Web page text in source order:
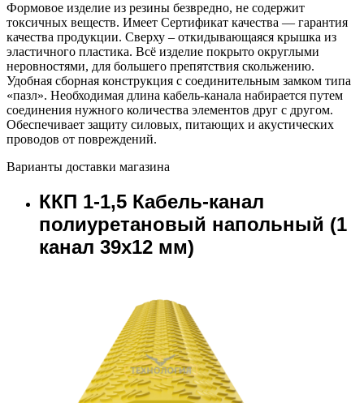
Формовое изделие из резины безвредно, не содержит
токсичных веществ. Имеет Сертификат качества — гарантия
качества продукции. Сверху – откидывающаяся крышка из
эластичного пластика. Всё изделие покрыто округлыми
неровностями, для большего препятствия скольжению.
Удобная сборная конструкция с соединительным замком типа
«пазл». Необходимая длина кабель-канала набирается путем
соединения нужного количества элементов друг с другом.
Обеспечивает защиту силовых, питающих и акустических
проводов от повреждений.
Варианты доставки магазина
ККП 1-1,5 Кабель-канал
полиуретановый напольный (1
канал 39х12 мм)